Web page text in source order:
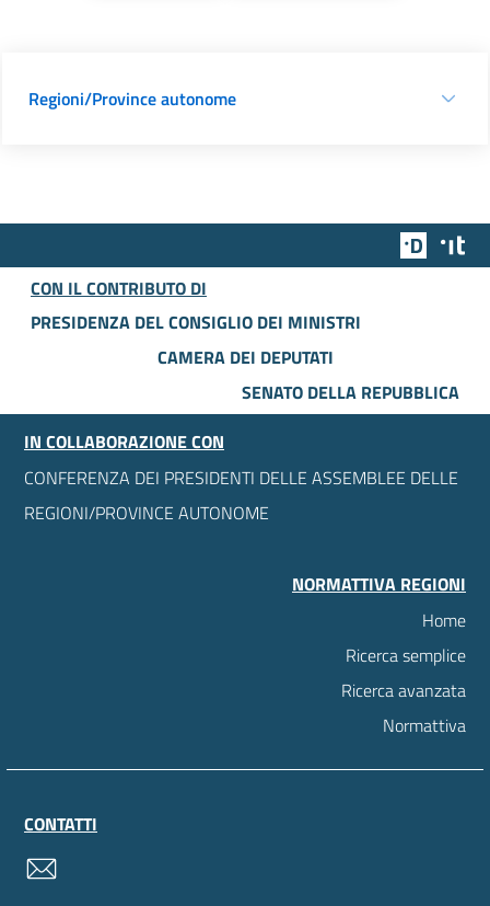
Regioni/Province autonome
Team
CON IL CONTRIBUTO DI
PRESIDENZA DEL CONSIGLIO DEI MINISTRI
CAMERA DEI DEPUTATI
SENATO DELLA REPUBBLICA
IN COLLABORAZIONE CON
CONFERENZA DEI PRESIDENTI DELLE ASSEMBLEE DELLE
REGIONI/PROVINCE AUTONOME
NORMATTIVA REGIONI
Home
Ricerca semplice
Ricerca avanzata
Normattiva
CONTATTI